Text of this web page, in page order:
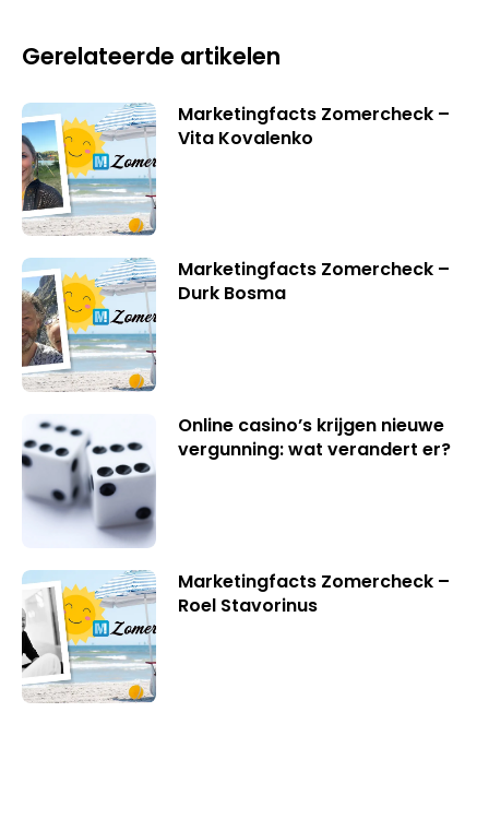
Gerelateerde artikelen
Marketingfacts Zomercheck –
Vita Kovalenko
Marketingfacts Zomercheck –
Durk Bosma
Online casino’s krijgen nieuwe
vergunning: wat verandert er?
Marketingfacts Zomercheck –
Roel Stavorinus